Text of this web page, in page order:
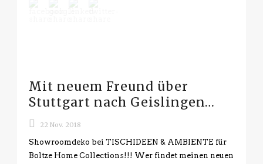
Mit neuem Freund über
Stuttgart nach Geislingen…
22 Nov. 2018
Showroomdeko bei TISCHIDEEN & AMBIENTE für
Boltze Home Collections!!! Wer findet meinen neuen